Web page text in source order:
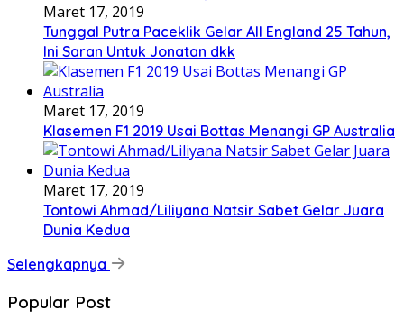
Maret 17, 2019
Tunggal Putra Paceklik Gelar All England 25 Tahun,
Ini Saran Untuk Jonatan dkk
Maret 17, 2019
Klasemen F1 2019 Usai Bottas Menangi GP Australia
Maret 17, 2019
Tontowi Ahmad/Liliyana Natsir Sabet Gelar Juara
Dunia Kedua
Selengkapnya
Popular Post